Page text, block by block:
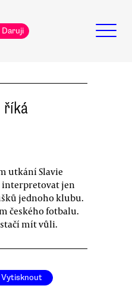
Daruji
říká
utkání Slavie
interpretovat jen
jednoho klubu.
českého fotbalu.
mít vůli.
Vytisknout